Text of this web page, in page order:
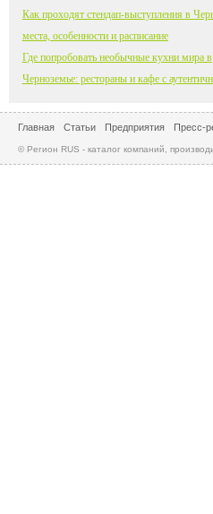
Как проходят стендап-выступления в
места, особенности и расписание
Где попробовать необычные кухни мира в
Черноземье: рестораны и кафе с
Главная Статьи Предприятия Пресс-
© Регион RUS - каталог компаний,